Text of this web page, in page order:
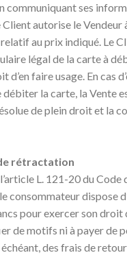
communiquant ses
Client autorise le Vendeur
au prix indiqué. Le
légal de la carte à
d’en faire usage. En cas
la carte, la Vente
de plein droit et la
rétractation
L. 121-20 du Code
consommateur dispose
pour exercer son
de motifs ni à payer de
des frais de retour